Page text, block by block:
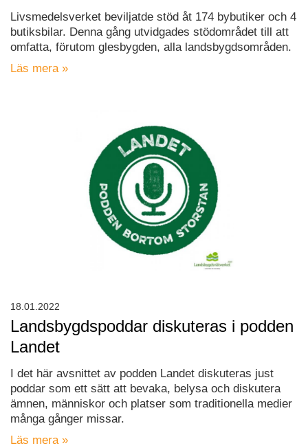
Livsmedelsverket beviljatde stöd åt 174 bybutiker och 4
butiksbilar. Denna gång utvidgades stödområdet till att
omfatta, förutom glesbygden, alla landsbygdsområden.
Läs mera »
Landsbygdspoddar diskuteras i podden
Landet
I det här avsnittet av podden Landet diskuteras just
poddar som ett sätt att bevaka, belysa och diskutera
ämnen, människor och platser som traditionella medier
många gånger missar.
Läs mera »
18.01.2022